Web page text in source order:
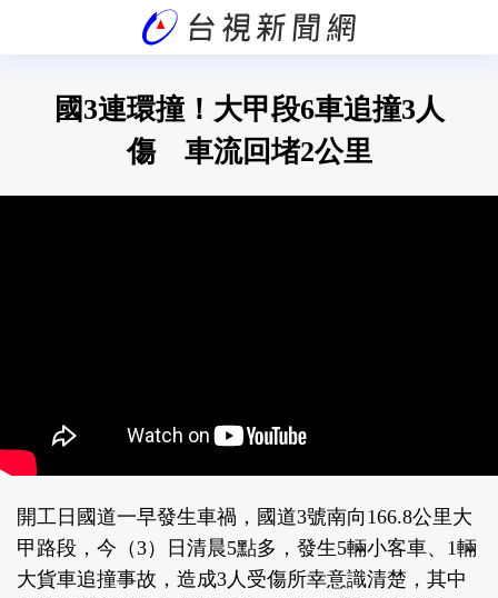
國3連環撞！大甲段6車追撞3人
傷 車流回堵2公里
開工日國道一早發生車禍，國道3號南向166.8公里大
甲路段，今（3）日清晨5點多，發生5輛小客車、1輛
大貨車追撞事故，造成3人受傷所幸意識清楚，其中